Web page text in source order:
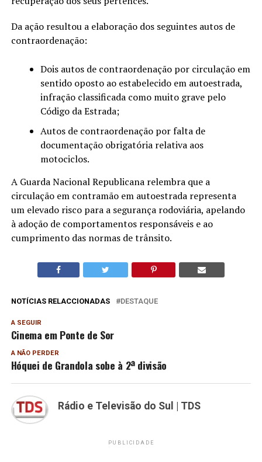
Da ação resultou a elaboração dos seguintes autos de
contraordenação:
Dois autos de contraordenação por circulação em
sentido oposto ao estabelecido em autoestrada,
infração classificada como muito grave pelo
Código da Estrada;
Autos de contraordenação por falta de
documentação obrigatória relativa aos
motociclos.
A Guarda Nacional Republicana relembra que a
circulação em contramão em autoestrada representa
um elevado risco para a segurança rodoviária, apelando
à adoção de comportamentos responsáveis e ao
cumprimento das normas de trânsito.
NOTÍCIAS RELACCIONADAS DESTAQUE
A SEGUIR
Cinema em Ponte de Sor
A NÃO PERDER
Hóquei de Grandola sobe à 2ª divisão
Rádio e Televisão do Sul | TDS
PUBLICIDADE